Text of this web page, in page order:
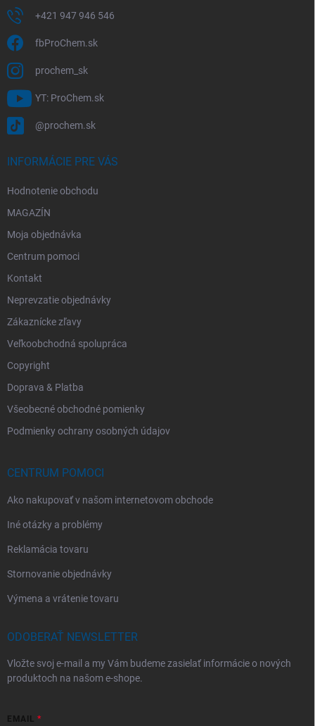
+421 947 946 546
fbProChem.sk
prochem_sk
YT: ProChem.sk
@prochem.sk
INFORMÁCIE PRE VÁS
Hodnotenie obchodu
MAGAZÍN
Moja objednávka
Centrum pomoci
Kontakt
Neprevzatie objednávky
Zákaznícke zľavy
Veľkoobchodná spolupráca
Copyright
Doprava & Platba
Všeobecné obchodné pomienky
Podmienky ochrany osobných údajov
CENTRUM POMOCI
Ako nakupovať v našom internetovom obchode
Iné otázky a problémy
Reklamácia tovaru
Stornovanie objednávky
Výmena a vrátenie tovaru
ODOBERAŤ NEWSLETTER
Vložte svoj e-mail a my Vám budeme zasielať informácie o nových
produktoch na našom e-shope.
EMAIL